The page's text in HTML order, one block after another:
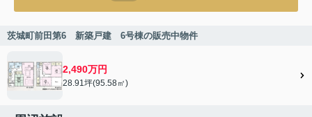
茨城町前田第6 新築戸建 6号棟の販売中物件
2,490万円
28.91坪(95.58㎡)